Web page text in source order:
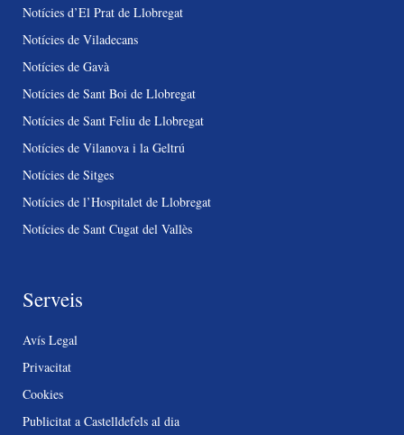
Notícies d’El Prat de Llobregat
Notícies de Viladecans
Notícies de Gavà
Notícies de Sant Boi de Llobregat
Notícies de Sant Feliu de Llobregat
Notícies de Vilanova i la Geltrú
Notícies de Sitges
Notícies de l’Hospitalet de Llobregat
Notícies de Sant Cugat del Vallès
Serveis
Avís Legal
Privacitat
Cookies
Publicitat a Castelldefels al dia